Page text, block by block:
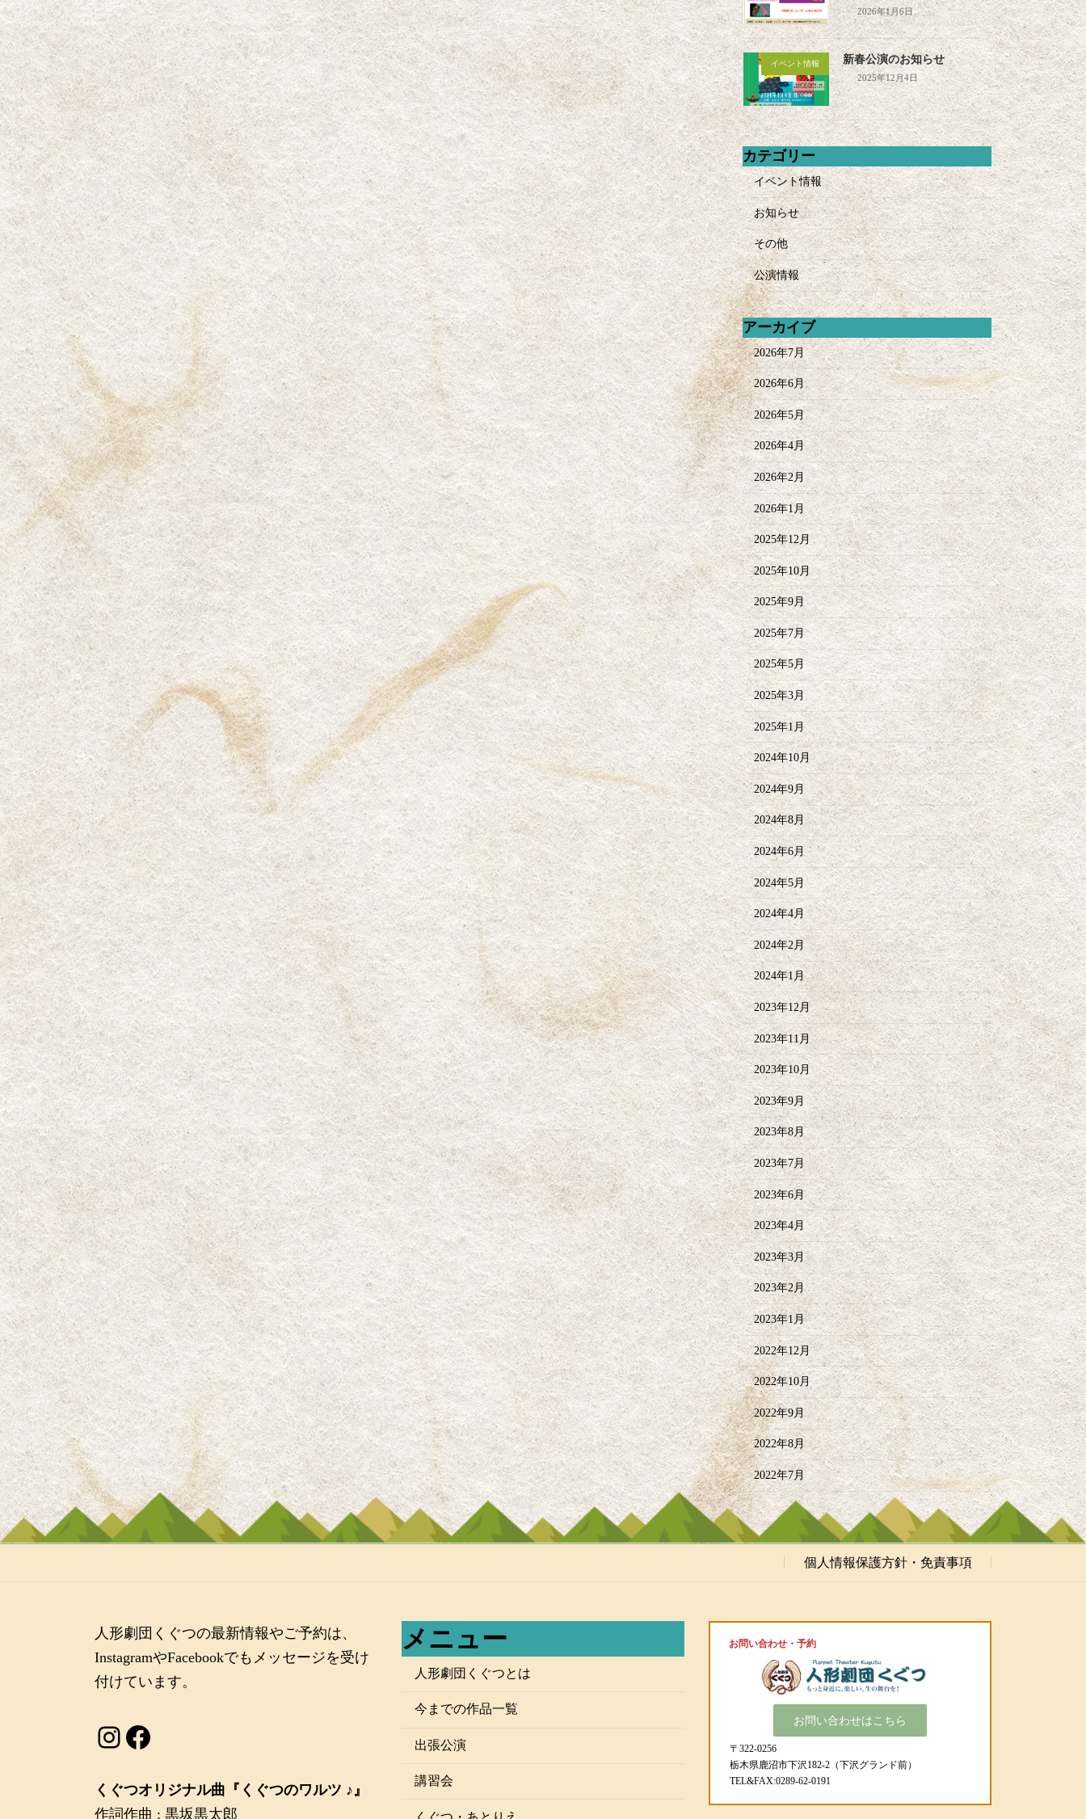
2026年1月6日
イベント情報 新春公演のお知らせ
2025年12月4日
カテゴリー
イベント情報
お知らせ
その他
公演情報
アーカイブ
2026年7月
2026年6月
2026年5月
2026年4月
2026年2月
2026年1月
2025年12月
2025年10月
2025年9月
2025年7月
2025年5月
2025年3月
2025年1月
2024年10月
2024年9月
2024年8月
2024年6月
2024年5月
2024年4月
2024年2月
2024年1月
2023年12月
2023年11月
2023年10月
2023年9月
2023年8月
2023年7月
2023年6月
2023年4月
2023年3月
2023年2月
2023年1月
2022年12月
2022年10月
2022年9月
2022年8月
2022年7月
個人情報保護方針・免責事項
人形劇団くぐつの最新情報やご予約は、
InstagramやFacebookでもメッセージを受け
付けています。
Instagram
Facebook
くぐつオリジナル曲『くぐつのワルツ ♪』
作詞作曲 : 黒坂黒太郎
メニュー
人形劇団くぐつとは
今までの作品一覧
出張公演
講習会
お問い合わせ・予約
お問い合わせはこちら
〒322-0256
栃木県鹿沼市下沢182-2（下沢グランド前）
TEL&FAX:0289-62-0191